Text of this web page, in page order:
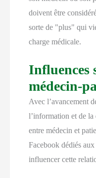
doivent être
sorte de "plus" qui
charge médicale.
Influences
médecin-
Avec l’avancement
l’information et de
entre médecin et
Facebook dédiés
influencer cette